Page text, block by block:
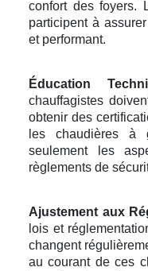
confort des foyers.
participent à
et performant.
Éducation
chauffagistes
obtenir des
les chaudières à
seulement les
règlements de
Ajustement aux
lois et
changent
au courant de ces